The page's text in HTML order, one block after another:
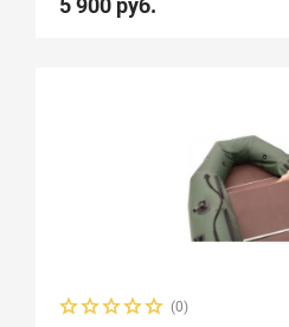
5 900 руб.
(0)